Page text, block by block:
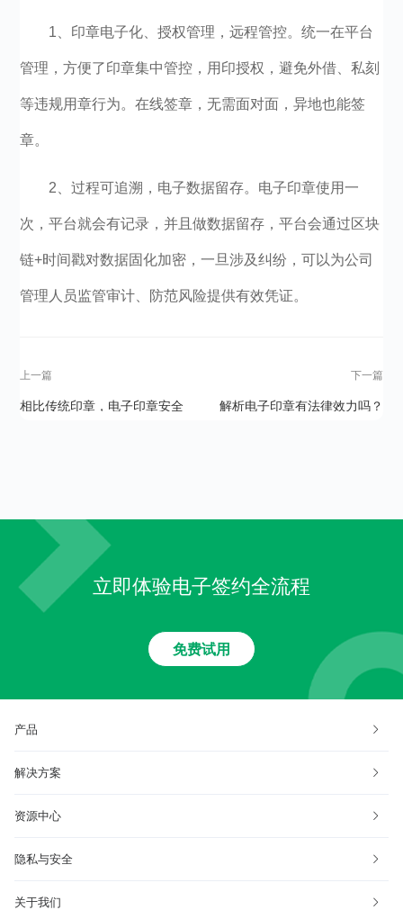
1、印章电子化、授权管理，远程管控。统一在平台
管理，方便了印章集中管控，用印授权，避免外借、私刻
等违规用章行为。在线签章，无需面对面，异地也能签
章。
2、过程可追溯，电子数据留存。电子印章使用一
次，平台就会有记录，并且做数据留存，平台会通过区块
链+时间戳对数据固化加密，一旦涉及纠纷，可以为公司
管理人员监管审计、防范风险提供有效凭证。
上一篇
相比传统印章，电子印章安全
下一篇
解析电子印章有法律效力吗？
立即体验电子签约全流程
免费试用
产品
解决方案
资源中心
隐私与安全
关于我们